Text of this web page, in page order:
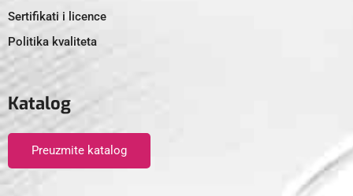
Sertifikati i licence
Politika kvaliteta
Katalog
Preuzmite katalog